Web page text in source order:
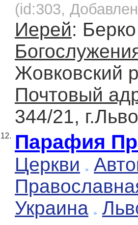
(id:303,
Иерей:
Жовковский
Почтовый
344/21,
12. Парафия
Церкви
Украина